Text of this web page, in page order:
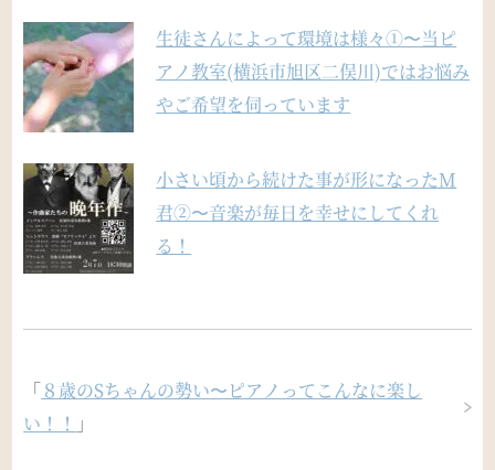
生徒さんによって環境は様々①〜当ピ
アノ教室(横浜市旭区二俣川)ではお悩み
やご希望を伺っています
小さい頃から続けた事が形になったM
君②〜音楽が毎日を幸せにしてくれ
る！
「８歳のSちゃんの勢い〜ピアノってこんなに楽し
い！！ 」